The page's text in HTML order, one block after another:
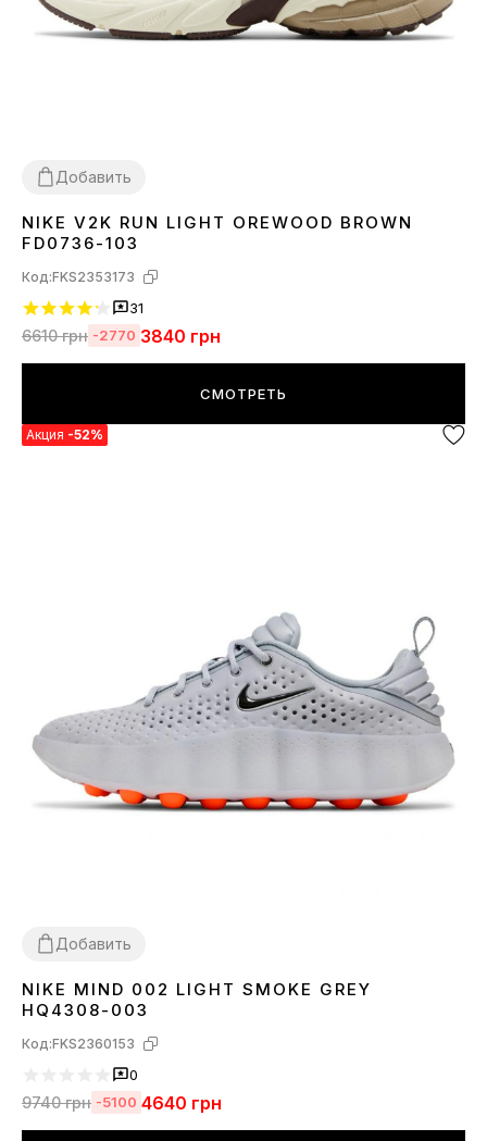
Добавить
3637 38394041 42 43 4445
NIKE V2K RUN LIGHT OREWOOD BROWN
FD0736-103
Код:FKS2353173
31
6610грн -2770 3840 грн
СМОТРЕТЬ
Акция -52%
Добавить
3637 38 39 40 41 42434445
NIKE MIND 002 LIGHT SMOKE GREY
HQ4308-003
Код:FKS2360153
0
9740грн -5100 4640 грн